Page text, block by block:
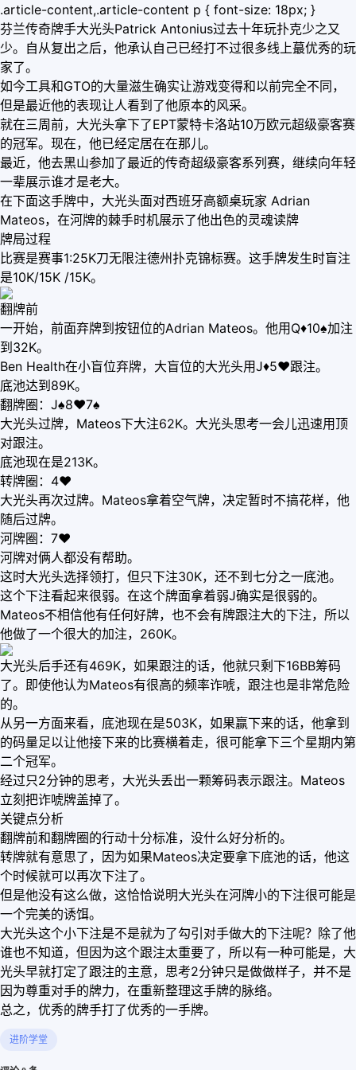
.article-content,.article-content p { font-size: 18px; }
芬兰传奇牌手大光头Patrick Antonius过去十年玩扑克少之又
少。自从复出之后，他承认自己已经打不过很多线上蕞优秀的玩
家了。
如今工具和GTO的大量滋生确实让游戏变得和以前完全不同，
但是最近他的表现让人看到了他原本的风采。
就在三周前，大光头拿下了EPT蒙特卡洛站10万欧元超级豪客赛
的冠军。现在，他已经定居在在那儿。
最近，他去黑山参加了最近的传奇超级豪客系列赛，继续向年轻
一辈展示谁才是老大。
在下面这手牌中，大光头面对西班牙高额桌玩家 Adrian
Mateos，在河牌的棘手时机展示了他出色的灵魂读牌
牌局过程
比赛是赛事1:25K刀无限注德州扑克锦标赛。这手牌发生时盲注
是10K/15K /15K。
翻牌前
一开始，前面弃牌到按钮位的Adrian Mateos。他用Q♦10♠加注
到32K。
Ben Health在小盲位弃牌，大盲位的大光头用J♦5♥跟注。
底池达到89K。
翻牌圈：J♠8♥7♠
大光头过牌，Mateos下大注62K。大光头思考一会儿迅速用顶
对跟注。
底池现在是213K。
转牌圈：4♥
大光头再次过牌。Mateos拿着空气牌，决定暂时不搞花样，他
随后过牌。
河牌圈：7♥
河牌对俩人都没有帮助。
这时大光头选择领打，但只下注30K，还不到七分之一底池。
这个下注看起来很弱。在这个牌面拿着弱J确实是很弱的。
Mateos不相信他有任何好牌，也不会有牌跟注大的下注，所以
他做了一个很大的加注，260K。
大光头后手还有469K，如果跟注的话，他就只剩下16BB筹码
了。即使他认为Mateos有很高的频率诈唬，跟注也是非常危险
的。
从另一方面来看，底池现在是503K，如果赢下来的话，他拿到
的码量足以让他接下来的比赛横着走，很可能拿下三个星期内第
二个冠军。
经过只2分钟的思考，大光头丢出一颗筹码表示跟注。Mateos
立刻把诈唬牌盖掉了。
关键点分析
翻牌前和翻牌圈的行动十分标准，没什么好分析的。
转牌就有意思了，因为如果Mateos决定要拿下底池的话，他这
个时候就可以再次下注了。
但是他没有这么做，这恰恰说明大光头在河牌小的下注很可能是
一个完美的诱饵。
大光头这个小下注是不是就为了勾引对手做大的下注呢？除了他
谁也不知道，但因为这个跟注太重要了，所以有一种可能是，大
光头早就打定了跟注的主意，思考2分钟只是做做样子，并不是
因为尊重对手的牌力，在重新整理这手牌的脉络。
总之，优秀的牌手打了优秀的一手牌。
进阶学堂